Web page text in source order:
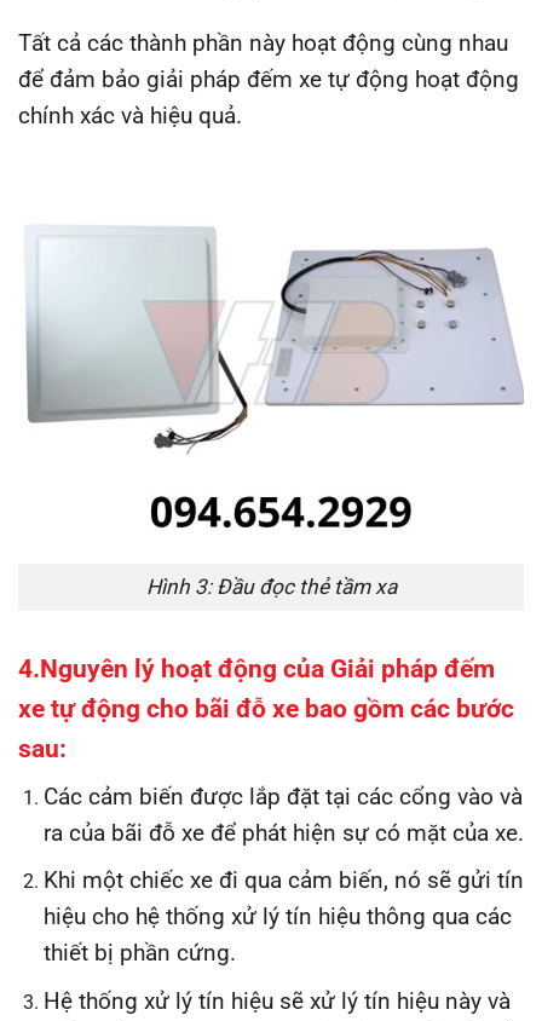
Tất cả các thành phần này hoạt động cùng nhau
để đảm bảo giải pháp đếm xe tự động hoạt động
chính xác và hiệu quả.
Hình 3: Đầu đọc thẻ tầm xa
4.Nguyên lý hoạt động của Giải pháp đếm
xe tự động cho bãi đỗ xe bao gồm các bước
sau:
Các cảm biến được lắp đặt tại các cổng vào và
ra của bãi đỗ xe để phát hiện sự có mặt của xe.
Khi một chiếc xe đi qua cảm biến, nó sẽ gửi tín
hiệu cho hệ thống xử lý tín hiệu thông qua các
thiết bị phần cứng.
Hệ thống xử lý tín hiệu sẽ xử lý tín hiệu này và